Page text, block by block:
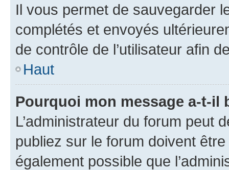
Il vous permet de sauvegarder
complétés et envoyés
de contrôle de l’utilisateur afin
Haut
Pourquoi mon message a-t-il
L’administrateur du forum peut
publiez sur le forum doivent
également possible que